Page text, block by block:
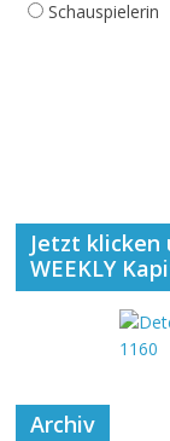
Schauspielerin
Jetzt klicken
WEEKLY
Archiv